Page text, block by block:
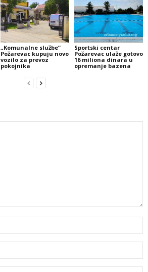
„Komunalne službe“
Požarevac kupuju novo
vozilo za prevoz
pokojnika
Sportski centar
Požarevac ulaže gotovo
16 miliona dinara u
opremanje bazena